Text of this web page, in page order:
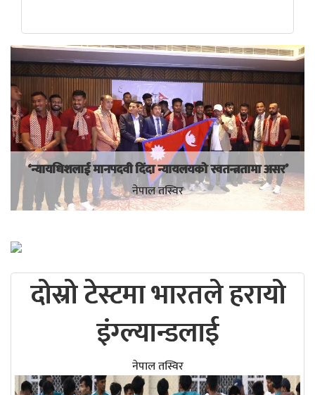
‘न्यायधिशलाई मानपदवी दिंदा न्यायलयको स्वतन्त्रतामा असर’
नेपाल तस्विर
दोस्रो टेस्टमा भारतले हरायो
इंग्ल्यान्डलाई
नेपाल तस्विर